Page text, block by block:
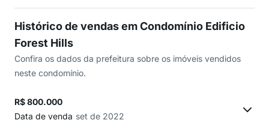
Histórico de vendas em Condomínio Edificio
Forest Hills
Confira os dados da prefeitura sobre os imóveis vendidos
neste condomínio.
R$ 800.000
Data de venda set de 2022